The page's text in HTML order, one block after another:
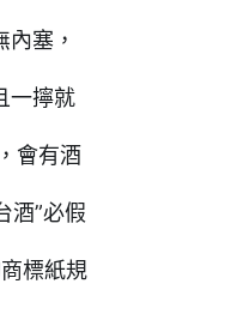
塞，
一擰就
會有酒
酒”必假
標紙規